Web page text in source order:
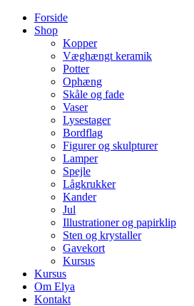
Forside
Shop
Kopper
Væghængt keramik
Potter
Ophæng
Skåle og fade
Vaser
Lysestager
Bordflag
Figurer og skulpturer
Lamper
Spejle
Lågkrukker
Kander
Jul
Illustrationer og papirklip
Sten og krystaller
Gavekort
Kursus
Kursus
Om Elya
Kontakt